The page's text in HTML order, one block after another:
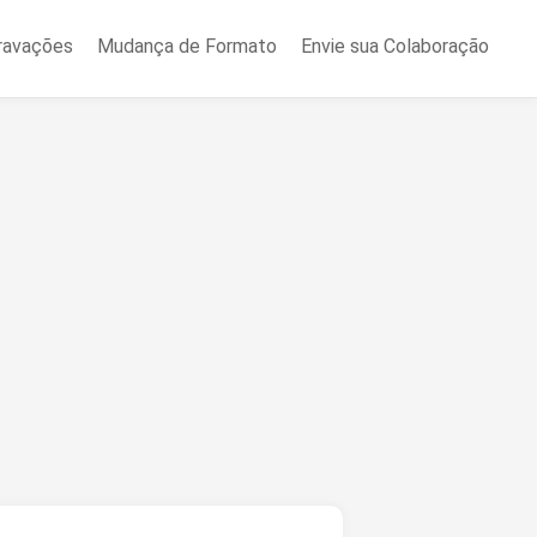
Mudança de Formato Envie sua Colaboração